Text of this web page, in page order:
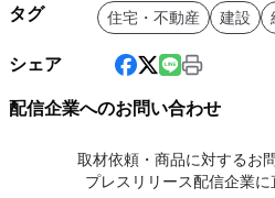
タグ 住宅・不動産 建設
シェア
配信企業へのお問い合わせ
取材依頼・商品に対するお
プレスリリース配信企業に